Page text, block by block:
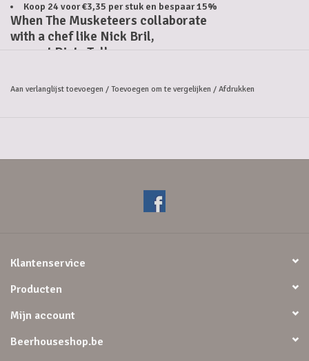
Koop 24 voor €3,35 per stuk en bespaar 15%
When The Musketeers collaborate
with a chef like Nick Bril,
you get Dirty Talk.
Be warned.
Aan verlanglijst toevoegen / Toevoegen om te vergelijken / Afdrukken
Klantenservice
Producten
Mijn account
Beerhouseshop.be